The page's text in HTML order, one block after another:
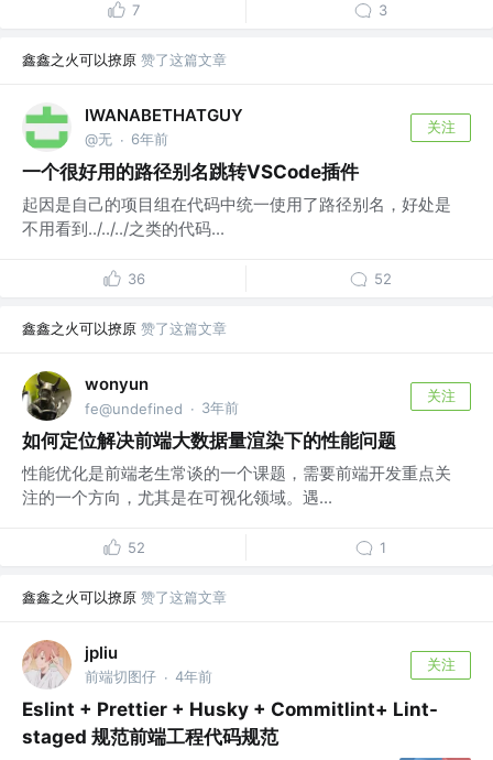
7 3
鑫鑫之火可以撩原 赞了这篇文章
IWANABETHATGUY
@无 · 6年前
关注
一个很好用的路径别名跳转VSCode插件
起因是自己的项目组在代码中统一使用了路径别名，好处是
不用看到../../../之类的代码...
36 52
鑫鑫之火可以撩原 赞了这篇文章
wonyun
fe@undefined · 3年前
关注
如何定位解决前端大数据量渲染下的性能问题
性能优化是前端老生常谈的一个课题，需要前端开发重点关
注的一个方向，尤其是在可视化领域。遇...
52 1
鑫鑫之火可以撩原 赞了这篇文章
jpliu
前端切图仔 · 4年前
关注
Eslint + Prettier + Husky + Commitlint+ Lint-
staged 规范前端工程代码规范